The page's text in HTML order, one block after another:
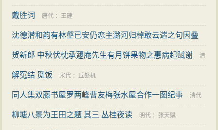
戴胜词 唐代 ：王建
沈德潜和韵有林壑已安仍恋主潞河归棹敢云遄之句因叠
前韵赐之 其二 ：弘历
贺新郎 中秋伏枕承蘧庵先生有月饼果物之惠病起赋谢 清
代：陈维崧
解冤结 觅饭 宋代 ：丘处机
同人集双藤书屋罗两峰曹友梅张水屋合作一图纪事 清代
：何道生
柳塘八景为王田之题 其三 丛桂夜读 明代 ： 张天赋